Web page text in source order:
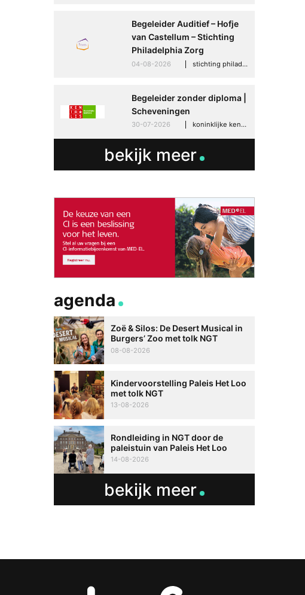
Begeleider Auditief – Hofje
van Castellum – Stichting
Philadelphia Zorg
04-08-2026 stichting philadelphia zorg, den haag
Begeleider zonder diploma |
Scheveningen
30-07-2026 koninklijke kentalis, scheveningen
bekijk meer
agenda
Zoë & Silos: De Desert Musical in
Burgers’ Zoo met tolk NGT
08-08-2026
Kindervoorstelling Paleis Het Loo
met tolk NGT
13-08-2026
Rondleiding in NGT door de
paleistuin van Paleis Het Loo
14-08-2026
bekijk meer